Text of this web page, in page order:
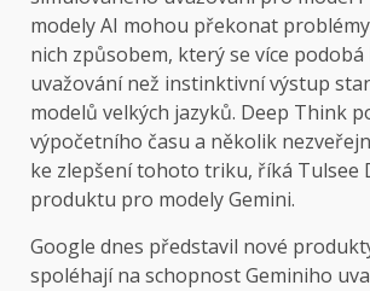
modely AI mohou překonat
nich způsobem, který se více podobá
uvažování než instinktivní výstup
modelů velkých jazyků. Deep Think
výpočetního času a několik
ke zlepšení tohoto triku, říká Tulsee
produktu pro modely Gemini.
Google dnes představil nové
spoléhají na schopnost Geminiho